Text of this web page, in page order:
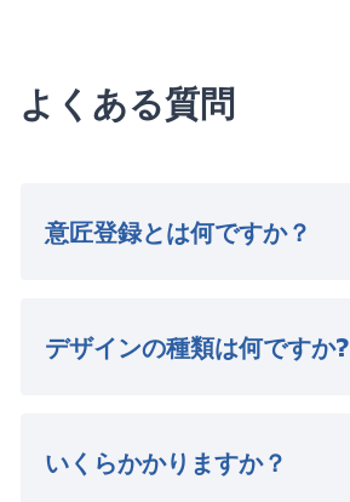
よくある質問
意匠登録とは何ですか？
デザインの種類は何ですか?
いくらかかりますか？